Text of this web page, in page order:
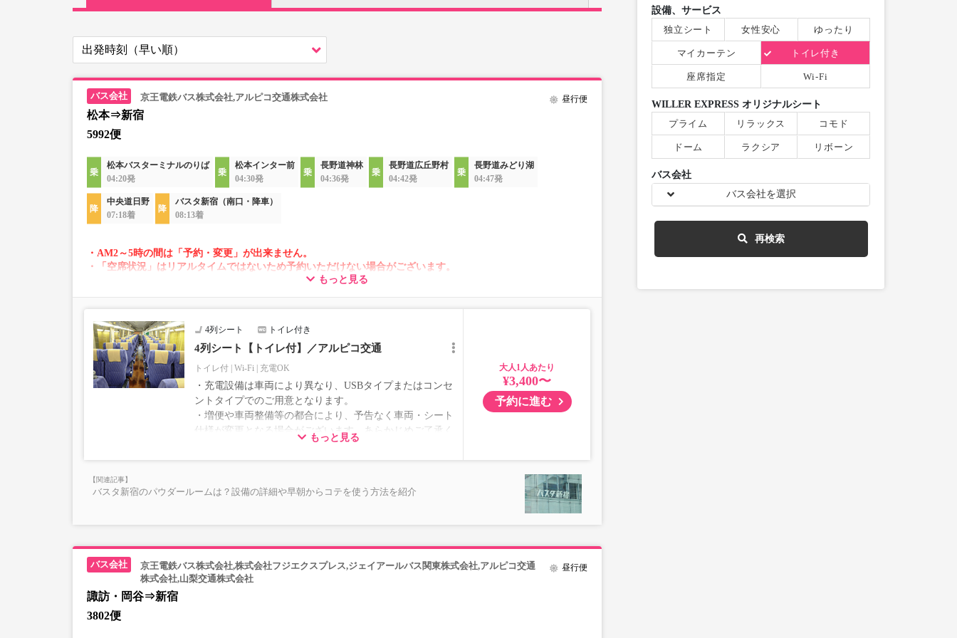
京王電鉄バス株式会社,アルピコ交通株式会社
松本⇒新宿
5992便
昼行便
松本バスターミナルのりば
04:20発
松本インター前
04:30発
長野道神林
04:36発
長野道広丘野村
04:42発
長野道みどり湖
04:47発
中央道日野
07:18着
バスタ新宿（南口・降車）
08:13着
・AM2～5時の間は「予約・変更」が出来ません。
・「空席状況」はリアルタイムではないため予約いただけない場合がございます。
・変動運賃採用路線のため購入のタイミングで運賃が変動する場合がございます。
すので、あらかじめご了承ください。
もっと見る
4列シート トイレ付き
4列シート【トイレ付】／アルピコ交通
トイレ付 Wi-Fi 充電OK
・充電設備は車両により異なり、USBタイプまたはコンセ
ントタイプでのご用意となります。
・増便や車両整備等の都合により、予告なく車両・シート
仕様が変更となる場合がございます。あらかじめご了承く
もっと見る
大人
¥3,400〜
予約に進む
バスタ新宿のパウダールームは？設備の詳細や早朝からコテを使う方法を紹介
京王電鉄バス株式会社,株式会社フジエクスプレス,ジェイアールバス関東株式会社,アルピコ交通
株式会社,山梨交通株式会社
諏訪・岡谷⇒新宿
3802便
昼行便
設備、サービス
独立シート
女性安心 ゆったり
マイカーテン トイレ付き
座席指定 Wi-Fi
WILLER EXPRESS オリジナルシート
プライム
リラックス コモド
ドーム ラクシア リボーン
バス会社
バス会社を選択
再検索